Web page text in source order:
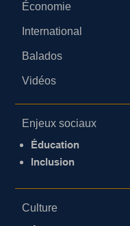
Économie
International
Balados
Vidéos
Enjeux sociaux
Éducation
Inclusion
Culture